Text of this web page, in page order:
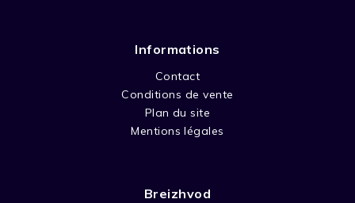
Informations
Contact
Conditions de vente
Plan du site
Mentions légales
Breizhvod